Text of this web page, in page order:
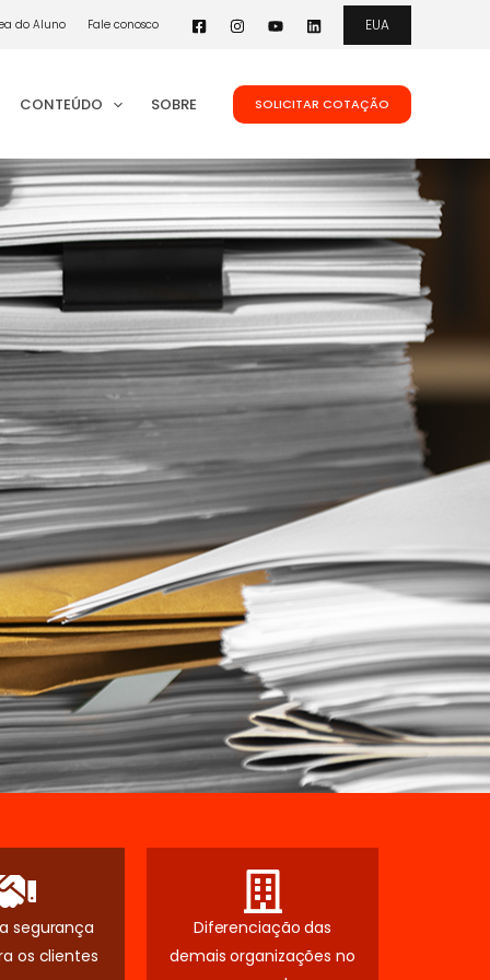
do Aluno Fale conosco EUA
CONTEÚDO SOBRE SOLICITAR COTAÇÃO
segurança
os clientes
Diferenciação das
demais organizações no